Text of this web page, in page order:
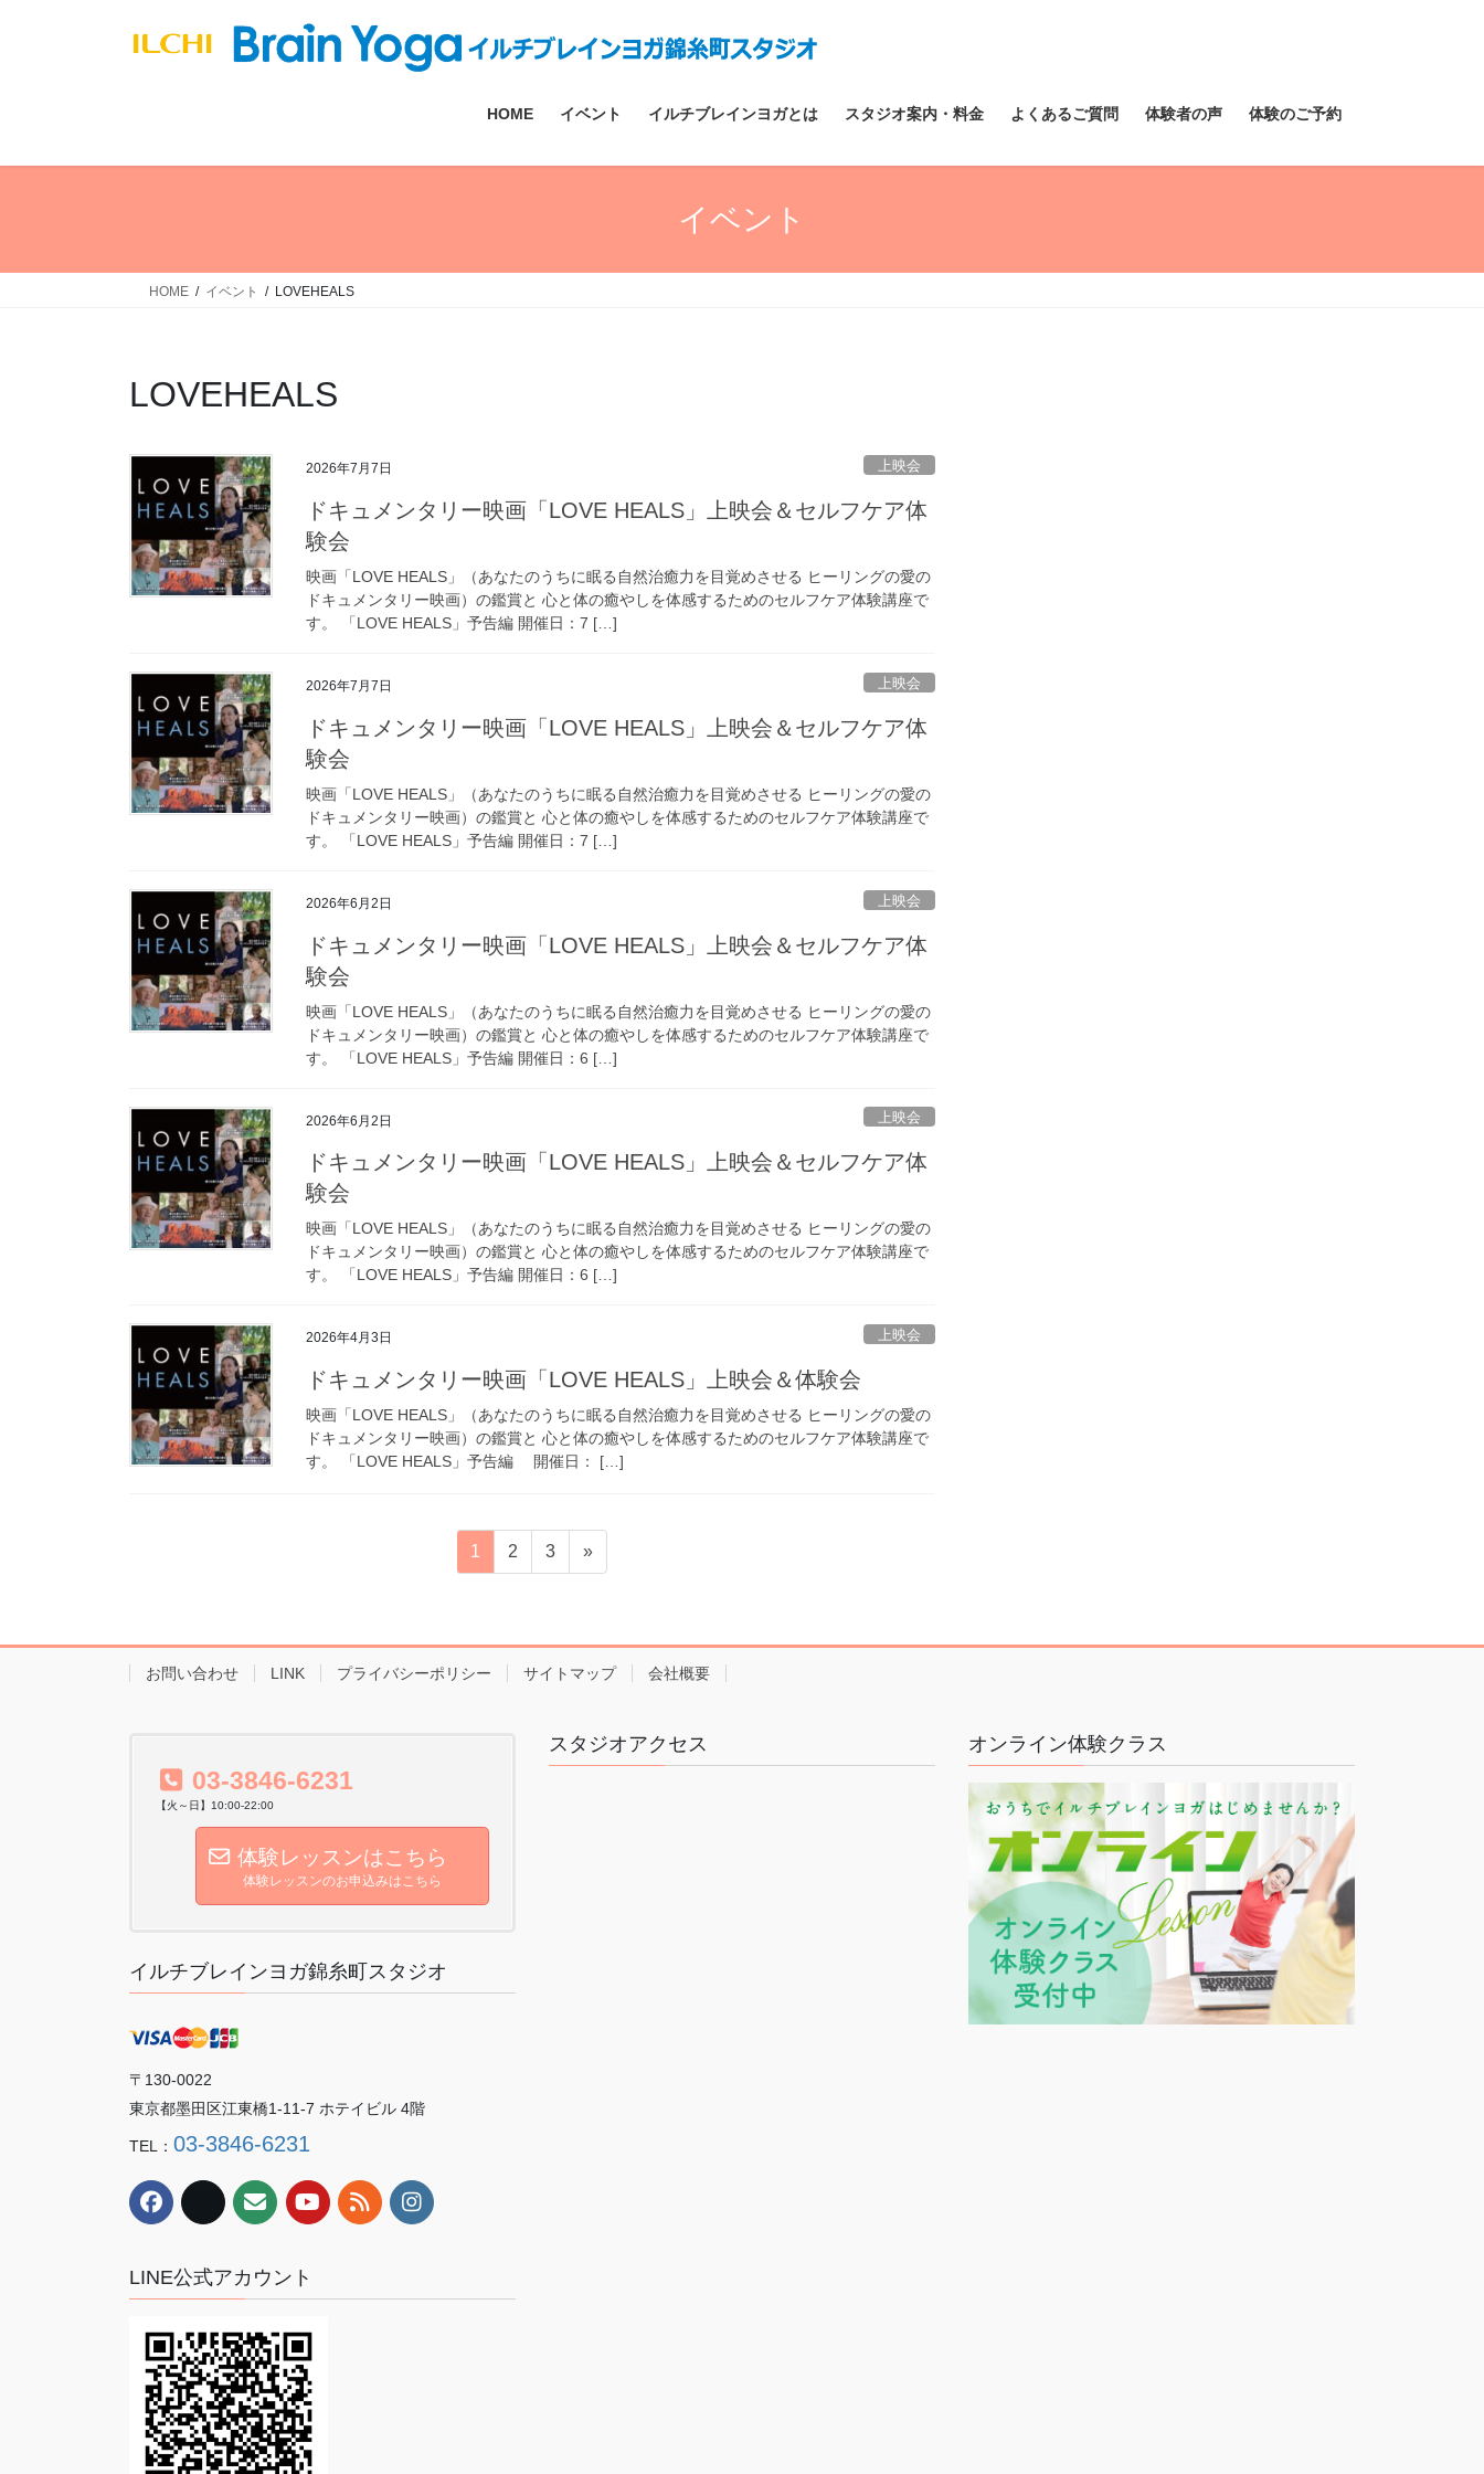
ス
ン
HOME イベント イルチブレインヨガとは スタジオ案内・料金 よくあるご質問 体験者の声 体験のご予約
イベント
HOME イベント LOVEHEALS
LOVEHEALS
2026年7月7日 上映会
ドキュメンタリー映画「LOVE HEALS」上映会＆セルフケア体
験会
映画「LOVE HEALS」（あなたのうちに眠る自然治癒力を目覚めさせる ヒーリングの愛の
ドキュメンタリー映画）の鑑賞と 心と体の癒やしを体感するためのセルフケア体験講座で
す。 「LOVE HEALS」予告編 開催日：7 […]
2026年7月7日 上映会
ドキュメンタリー映画「LOVE HEALS」上映会＆セルフケア体
験会
映画「LOVE HEALS」（あなたのうちに眠る自然治癒力を目覚めさせる ヒーリングの愛の
ドキュメンタリー映画）の鑑賞と 心と体の癒やしを体感するためのセルフケア体験講座で
す。 「LOVE HEALS」予告編 開催日：7 […]
2026年6月2日 上映会
ドキュメンタリー映画「LOVE HEALS」上映会＆セルフケア体
験会
映画「LOVE HEALS」（あなたのうちに眠る自然治癒力を目覚めさせる ヒーリングの愛の
ドキュメンタリー映画）の鑑賞と 心と体の癒やしを体感するためのセルフケア体験講座で
す。 「LOVE HEALS」予告編 開催日：6 […]
2026年6月2日 上映会
ドキュメンタリー映画「LOVE HEALS」上映会＆セルフケア体
験会
映画「LOVE HEALS」（あなたのうちに眠る自然治癒力を目覚めさせる ヒーリングの愛の
ドキュメンタリー映画）の鑑賞と 心と体の癒やしを体感するためのセルフケア体験講座で
す。 「LOVE HEALS」予告編 開催日：6 […]
2026年4月3日 上映会
ドキュメンタリー映画「LOVE HEALS」上映会＆体験会
映画「LOVE HEALS」（あなたのうちに眠る自然治癒力を目覚めさせる ヒーリングの愛の
ドキュメンタリー映画）の鑑賞と 心と体の癒やしを体感するためのセルフケア体験講座で
す。 「LOVE HEALS」予告編 開催日： […]
ペ
固
定
1
固
定
ジ
2
固
定
ジ
3 »
お問い合わせ LINK プライバシーポリシー サイトマップ 会社概要
03-3846-6231
【火～日】10:00-22:00
体験レッスンはこちら
体験レッスンのお申込みはこちら
イルチブレインヨガ錦糸町スタジオ
〒130-0022
東京都墨田区江東橋1-11-7 ホテイビル 4階
TEL： 03-3846-6231
LINE公式アカウント
スタジオアクセス オンライン体験クラス